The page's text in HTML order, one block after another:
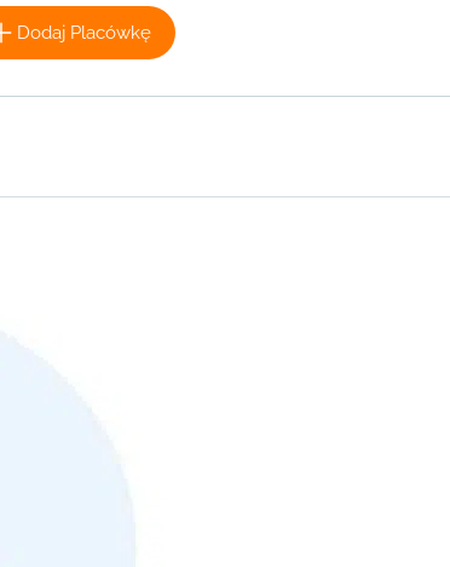
Dodaj Placówkę